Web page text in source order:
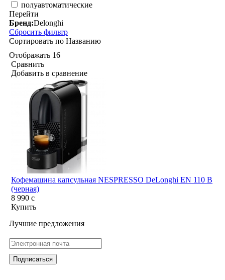
полуавтоматические
Перейти
Бренд:Delonghi
Сбросить фильтр
Сортировать по Названию
Отображать 16
Сравнить
Добавить в сравнение
Кофемашина капсульная NESPRESSO DeLonghi EN 110 B
(черная)
8 990c
Купить
Лучшие предложения